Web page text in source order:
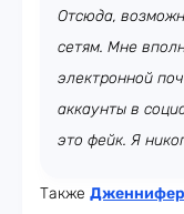
Отсюда,
сетям. Мне
электронной
аккаунты в
это фейк. Я
Также